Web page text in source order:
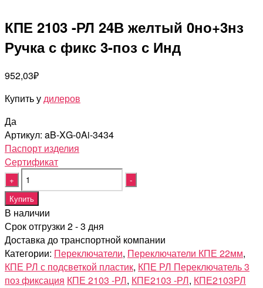
КПЕ 2103 -РЛ 24В желтый 0но+3нз
Ручка с фикс 3-поз с Инд
952,03₽
Купить удилеров
Да
Артикул: aB-XG-0Ai-3434
Паспорт изделия
Cертификат
Quantity
Купить
В наличии
Срок отгрузки 2 - 3 дня
Доставка до транспортной компании
Категории: Переключатели, Переключатели КПЕ 22мм,
КПЕ РЛ с подсветкой пластик, КПЕ РЛ Переключатель 3
поз фиксация КПЕ 2103 -РЛ, КПЕ2103 -РЛ, КПЕ2103РЛ